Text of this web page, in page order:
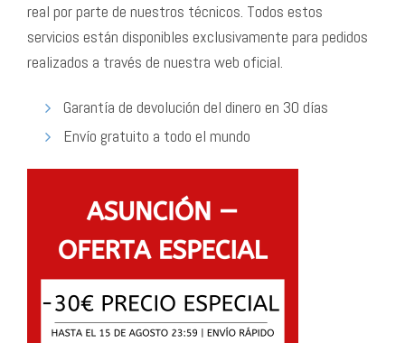
real por parte de nuestros técnicos. Todos estos
servicios están disponibles exclusivamente para pedidos
realizados a través de nuestra web oficial.
Garantía de devolución del dinero en 30 días
Envío gratuito a todo el mundo